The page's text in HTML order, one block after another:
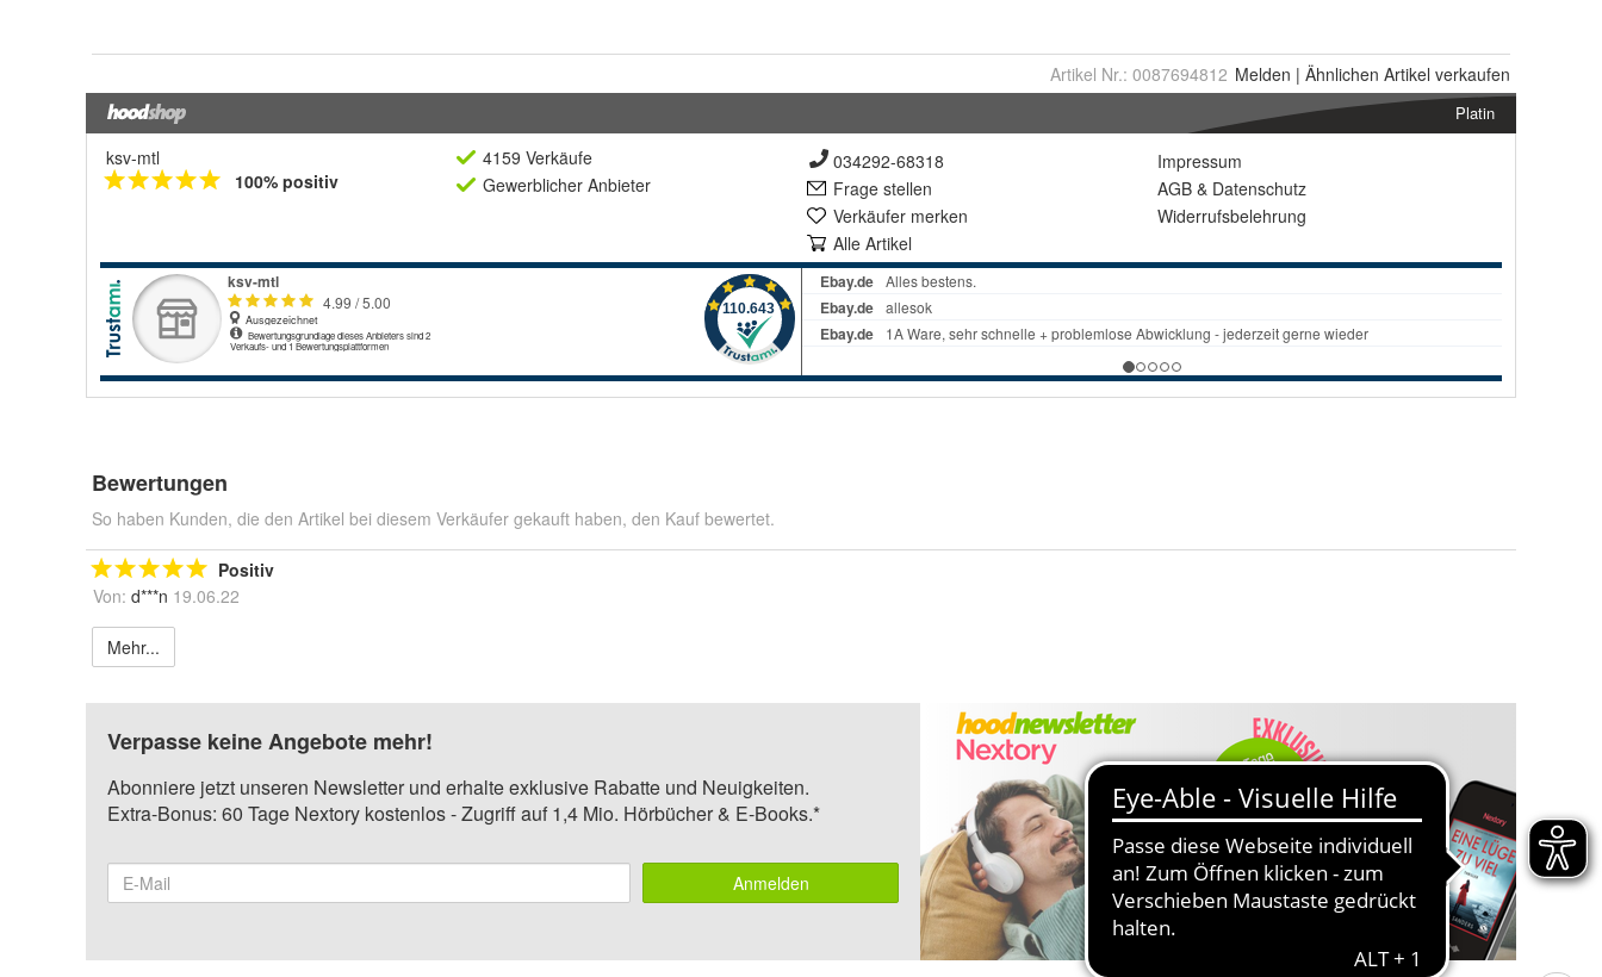
Artikel Nr.: 0087694812 Melden | Ähnlichen Artikel verkaufen
Platin
ksv-mtl
100% positiv
4159 Verkäufe
Gewerblicher Anbieter
034292-68318
Frage stellen
Verkäufer merken
Alle Artikel
Impressum
AGB & Datenschutz
Widerrufsbelehrung
Bewertungen
So haben Kunden, die den Artikel bei diesem Verkäufer gekauft haben, den Kauf bewertet.
Positiv
Von: d***n 19.06.22
Mehr...
Verpasse keine Angebote mehr!
Abonniere jetzt unseren Newsletter und erhalte exklusive Rabatte und Neuigkeiten.
Extra-Bonus: 60 Tage Nextory kostenlos - Zugriff auf 1,4 Mio. Hörbücher & E-Books.*
Anmelden